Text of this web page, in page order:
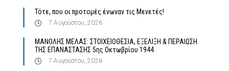
Τότε, που οι προτομές ένωναν τις Μενετές!
7 Αυγούστου, 2026
MΑΝΟΛΗΣ ΜΕΛΑΣ: ΣΤΟΙΧΕΙΟΘΕΣΙΑ, ΕΞΕΛΙΞΗ & ΠΕΡΑΙΩΣΗ
ΤΗΣ ΕΠΑΝΑΣΤΑΣΗΣ 5ης Οκτωβρίου 1944
7 Αυγούστου, 2026